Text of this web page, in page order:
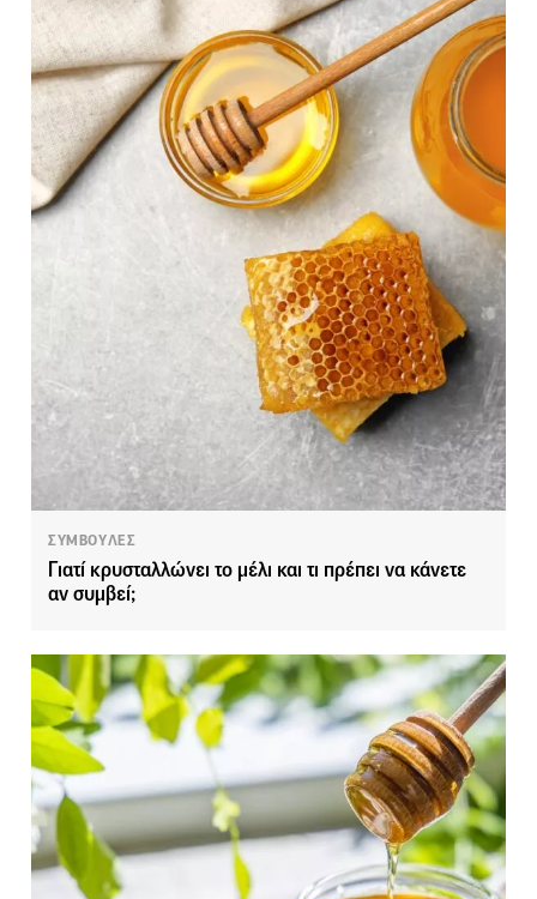
ΣΥΜΒΟΥΛΕΣ
Γιατί κρυσταλλώνει το μέλι και τι πρέπει να κάνετε
αν συμβεί;